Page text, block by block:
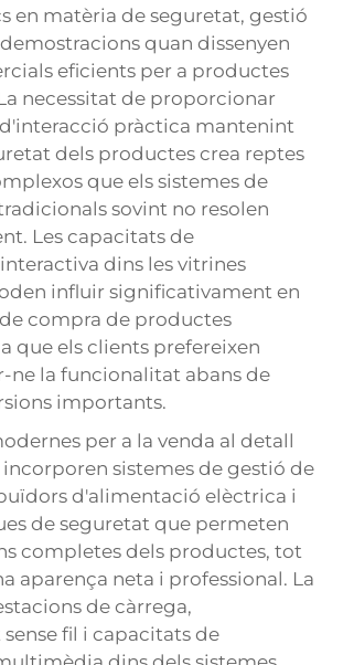
en matèria de seguretat, gestió
quan dissenyen
eficients per a productes
necessitat de proporcionar
pràctica mantenint
dels productes crea reptes
que els sistemes de
sovint no resolen
Les capacitats de
dins les vitrines
influir significativament en
compra de productes
que els clients prefereixen
ne la funcionalitat abans de
importants.
per a la venda al detall
sistemes de gestió de
d'alimentació elèctrica i
de seguretat que permeten
completes dels productes, tot
aparença neta i professional. La
de càrrega,
fil i capacitats de